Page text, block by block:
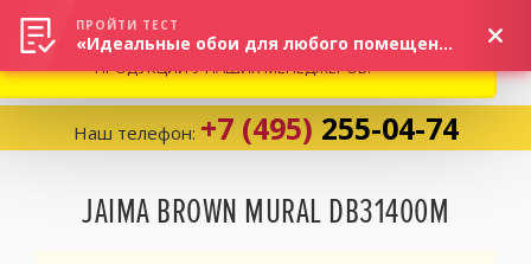
Корзина:0
Наш телефон: +7 (495) 255-04-74
JAIMA BROWN MURAL DB31400M
ВНИМАНИЕ! В СВЯЗИ С СИТУАЦИЕЙ НА РЫНКЕ, ПРОСИМ
УТОЧНЯТЬ АКТУАЛЬНУЮ СТОИМОСТЬ И НАЛИЧИЕ
ПРОДУКЦИИ У НАШИХ МЕНЕДЖЕРОВ.
ПРОЙТИ ТЕСТ
«Идеальные обои для любого помещения!»